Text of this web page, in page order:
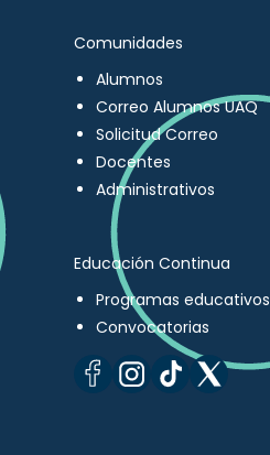
Comunidades
Alumnos
Correo Alumnos UAQ
Solicitud Correo
Docentes
Administrativos
Educación Continua
Programas educativos
Convocatorias